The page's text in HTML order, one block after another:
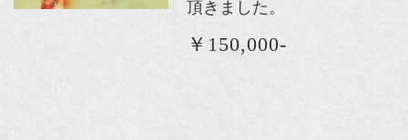
頂きました。
￥150,000-